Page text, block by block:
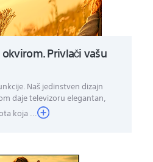
Privlači vašu
Naš jedinstven dizajn
daje televizoru elegantan,
koja ...